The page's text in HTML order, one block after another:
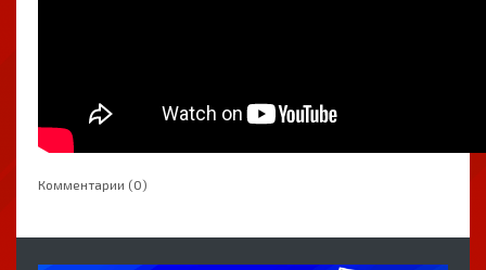
Комментарии (0)